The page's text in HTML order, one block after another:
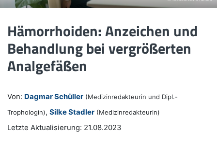
Hämorrhoiden: Anzeichen und
Behandlung bei vergrößerten
Analgefäßen
Von: Dagmar Schüller (Medizinredakteurin und Dipl.-
Trophologin), Silke Stadler (Medizinredakteurin)
Letzte Aktualisierung: 21.08.2023